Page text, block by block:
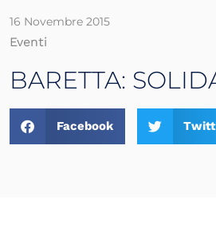
16 Novembre 2015
Eventi
BARETTA:
Facebook